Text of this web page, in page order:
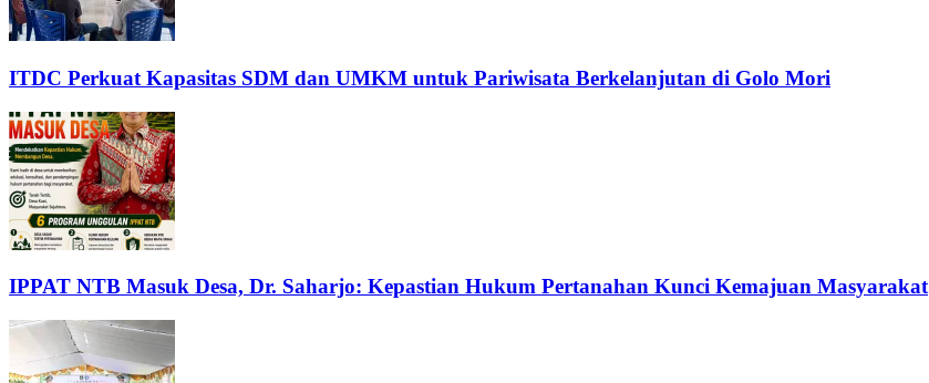
ITDC Perkuat Kapasitas SDM dan UMKM untuk Pariwisata Berkelanjutan di Golo Mori
IPPAT NTB Masuk Desa, Dr. Saharjo: Kepastian Hukum Pertanahan Kunci Kemajuan Masyarakat